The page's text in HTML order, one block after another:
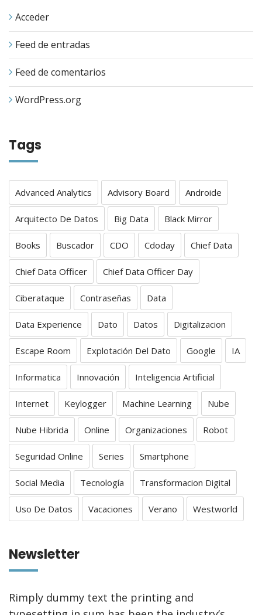
Acceder
Feed de entradas
Feed de comentarios
WordPress.org
Tags
Advanced Analytics Advisory Board Androide
Arquitecto De Datos Big Data Black Mirror
Books Buscador CDO Cdoday Chief Data
Chief Data Officer Chief Data Officer Day
Ciberataque Contraseñas Data
Data Experience Dato Datos Digitalizacion
Escape Room Explotación Del Dato Google IA
Informatica Innovación Inteligencia Artificial
Internet Keylogger Machine Learning Nube
Nube Hibrida Online Organizaciones Robot
Seguridad Online Series Smartphone
Social Media Tecnología Transformacion Digital
Uso De Datos Vacaciones Verano Westworld
Newsletter
Rimply dummy text the printing and